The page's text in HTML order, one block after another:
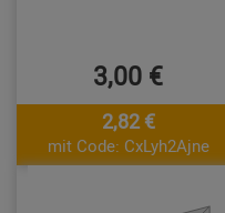
3,00 €
2,82 €
mit Code: CxLyh2Ajne